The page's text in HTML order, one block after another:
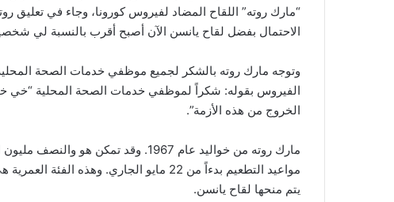
“مارك روته” اللقاح المضاد لفيروس كورونا، وجاء في تعليق
الاحتمال بفضل لقاح يانسن الآن أصبح أقرب بالنسبة لي
وتوجه مارك روته بالشكر لجميع موظفي خدمات الصحة
الفيروس بقوله: شكراً لموظفي خدمات الصحة المحلية “خي
الخروج من هذه الأزمة”.
مارك روته من خواليد عام 1967. وقد
مواعيد التطعيم بدءاً من 22 مايو الجاري.
يتم منحها لقاح يانسن.